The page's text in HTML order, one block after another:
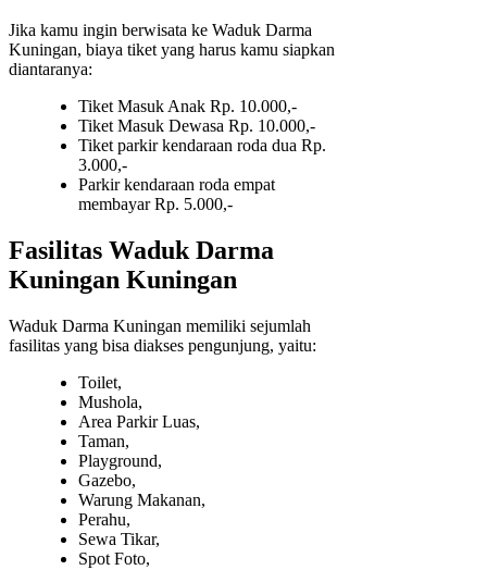
Jika kamu ingin berwisata ke Waduk Darma
Kuningan, biaya tiket yang harus kamu siapkan
diantaranya:
Tiket Masuk Anak Rp. 10.000,-
Tiket Masuk Dewasa Rp. 10.000,-
Tiket parkir kendaraan roda dua Rp.
3.000,-
Parkir kendaraan roda empat
membayar Rp. 5.000,-
Fasilitas Waduk Darma
Kuningan Kuningan
Waduk Darma Kuningan memiliki sejumlah
fasilitas yang bisa diakses pengunjung, yaitu:
Toilet,
Mushola,
Area Parkir Luas,
Taman,
Playground,
Gazebo,
Warung Makanan,
Perahu,
Sewa Tikar,
Spot Foto,